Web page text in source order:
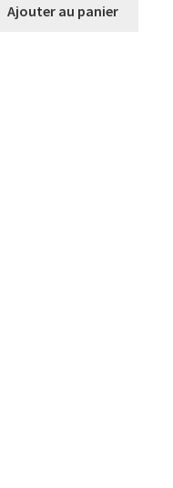
Ajouter au panier